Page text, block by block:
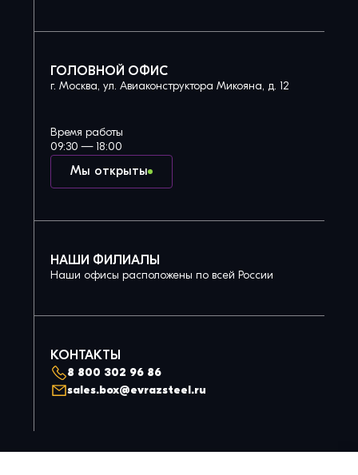
ГОЛОВНОЙ ОФИС
г. Москва, ул. Авиаконструктора Микояна, д. 12
Мы открыты
Время работы
09:30 — 18:00
НАШИ ФИЛИАЛЫ
Наши офисы расположены по всей России
КОНТАКТЫ
8 800 302 96 86
sales.box@evrazsteel.ru